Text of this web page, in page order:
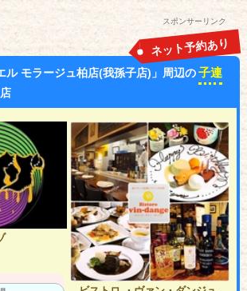
スポンサーリンク
ル モラージュ柏店(我孫子店)」周辺の子連
ネット予約あり